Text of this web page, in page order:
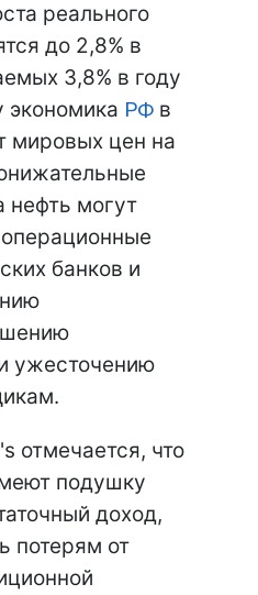
реального
до 2,8% в
3,8% в году
экономика РФ в
мировых цен на
нефть могут
банков и
ужесточению
отмечается, что
подушку
доход,
потерям от